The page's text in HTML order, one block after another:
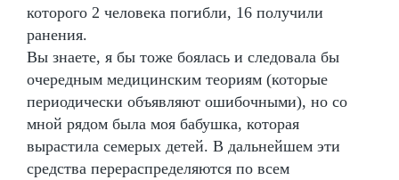
которого 2 человека погибли, 16 получили
ранения.
Вы знаете, я бы тоже боялась и следовала бы
очередным медицинским теориям (которые
периодически объявляют ошибочными), но со
мной рядом была моя бабушка, которая
вырастила семерых детей. В дальнейшем эти
средства перераспределяются по всем